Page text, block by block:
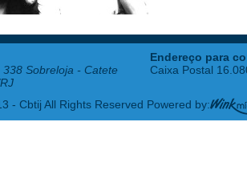
Sobreloja - Catete
Endereço para
Caixa Postal
- Cbtij All Rights Reserved Powered by: